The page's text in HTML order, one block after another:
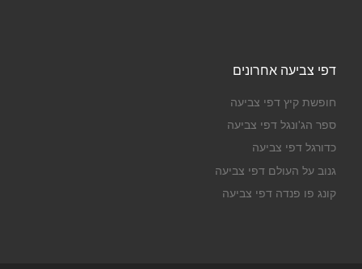
דפי צביעה אחרונים
חופשת קיץ דפי צביעה
ספר הג'ונגל דפי צביעה
כדורגל דפי צביעה
גנוב על העולם דפי צביעה
קונג פו פנדה דפי צביעה